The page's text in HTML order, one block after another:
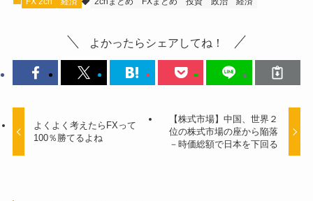
よかったらシェアしてね！
よくよく考えたらFXって
100％勝てるよね
【株式市場】中国、世界２
位の株式市場の座から陥落
－時価総額で日本を下回る